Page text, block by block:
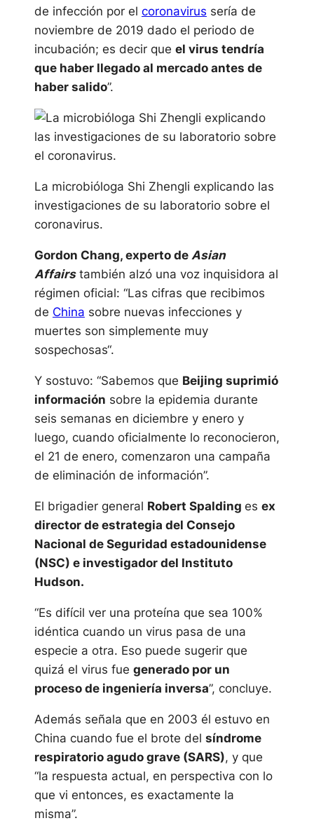
de infección por el coronavirus ​ sería de
noviembre de 2019 dado el periodo de
incubación; es decir que el virus tendría
que haber llegado al mercado antes de
haber salido”.
La microbióloga Shi Zhengli explicando las
investigaciones de su laboratorio sobre el
coronavirus.
Gordon Chang, experto de Asian
Affairstambién alzó una voz inquisidora al
régimen oficial: “Las cifras que recibimos
de China ​ sobre nuevas infecciones y
muertes son simplemente muy
sospechosas“.
Y sostuvo: “Sabemos que Beijing suprimió
información sobre la epidemia durante
seis semanas en diciembre y enero y
luego, cuando oficialmente lo reconocieron,
el 21 de enero, comenzaron una campaña
de eliminación de información”.
El brigadier general Robert Spalding es ex
director de estrategia del Consejo
Nacional de Seguridad estadounidense
(NSC) e investigador del Instituto
Hudson.
“Es difícil ver una proteína que sea 100%
idéntica cuando un virus pasa de una
especie a otra. Eso puede sugerir que
quizá el virus fue generado por un
proceso de ingeniería inversa”, concluye.
Además señala que en 2003 él estuvo en
China cuando fue el brote del síndrome
respiratorio agudo grave (SARS), y que
“la respuesta actual, en perspectiva con lo
que vi entonces, es exactamente la
misma”.